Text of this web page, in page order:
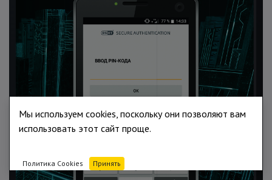
Мы используем cookies, поскольку они позволяют вам
использовать этот сайт проще.
Политика Cookies Принять